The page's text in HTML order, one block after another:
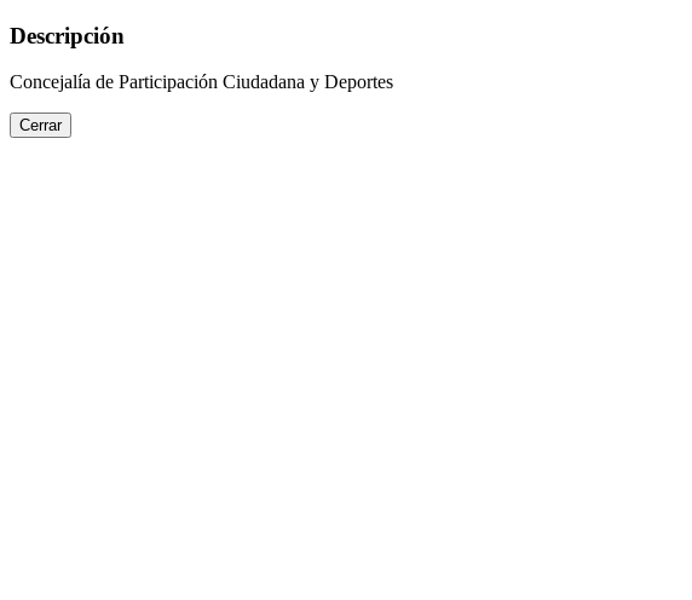
Descripción
Concejalía de Participación Ciudadana y Deportes
Cerrar